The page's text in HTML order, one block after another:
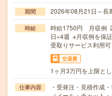
期間 2026年08月21日～
時給
時給1750円 月収例
日×4週 ※月収例を保
受取りサービス利用可
交通費
1ヶ月3万円を上限と
仕事内容
・受発注・見積作成